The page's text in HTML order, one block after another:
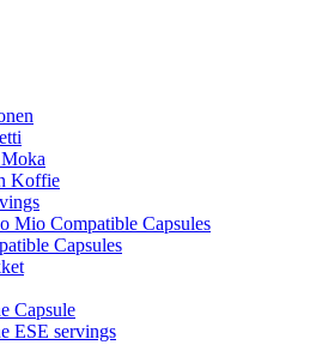
Koffie
Mio Compatible Capsules
Capsules
Capsule
ESE servings